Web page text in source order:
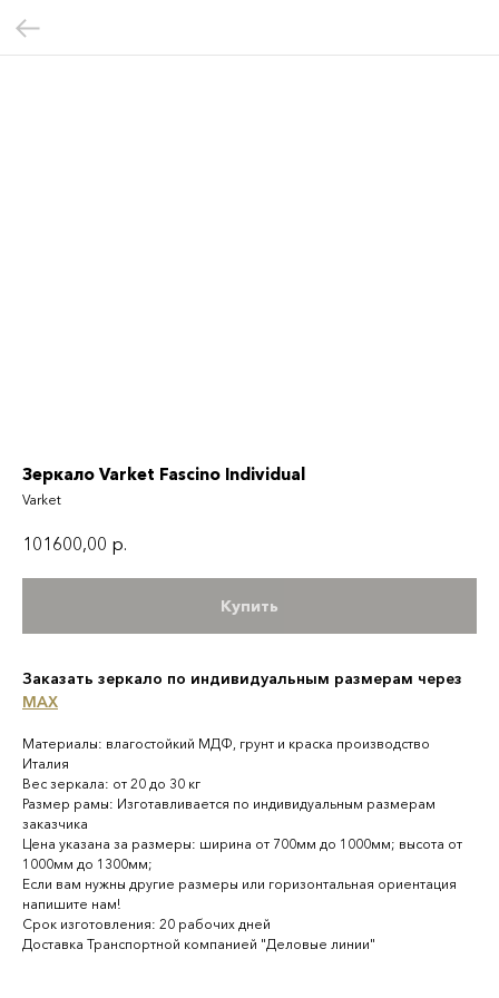
Зеркало Varket Fascino Individual
Varket
101600,00 р.
Купить
Заказать зеркало по индивидуальным размерам через
MAX
Материалы: влагостойкий МДФ, грунт и краска производство
Италия
Вес зеркала: от 20 до 30 кг
Размер рамы: Изготавливается по индивидуальным размерам
заказчика
Цена указана за размеры: ширина от 700мм до 1000мм; высота от
1000мм до 1300мм;
Если вам нужны другие размеры или горизонтальная ориентация
напишите нам!
Срок изготовления: 20 рабочих дней
Доставка Транспортной компанией "Деловые линии"